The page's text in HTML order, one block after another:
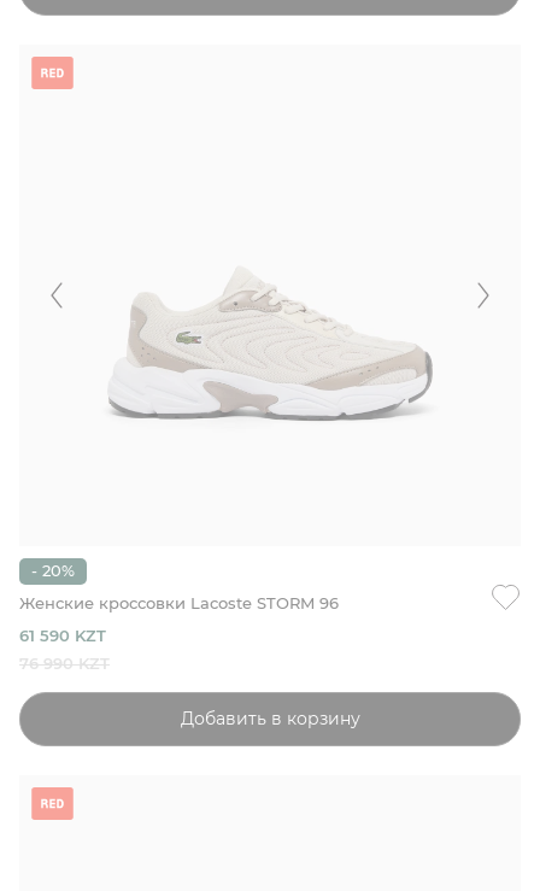
- 20%
Женские кроссовки Lacoste STORM 96
61 590 KZT
76 990 KZT
Добавить в корзину